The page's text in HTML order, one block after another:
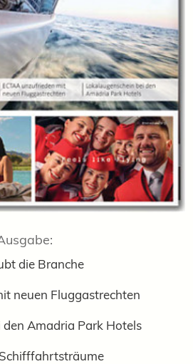
die Branche
neuen Fluggastrechten
Amadria Park Hotels